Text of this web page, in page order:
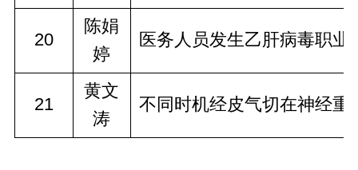
20
陈娟
婷
医务人员发生乙肝病毒职
21
黄文
涛
不同时机经皮气切在神经重